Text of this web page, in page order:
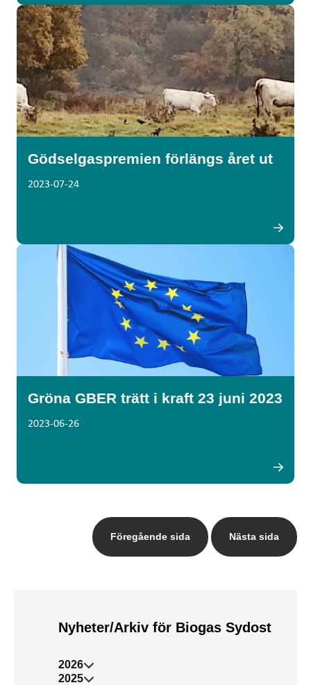
Gödselgaspremien förlängs året ut
2023-07-24
Gröna GBER trätt i kraft 23 juni 2023
2023-06-26
Föregående sida Nästa sida
Nyheter/Arkiv för Biogas Sydost
2026
2025